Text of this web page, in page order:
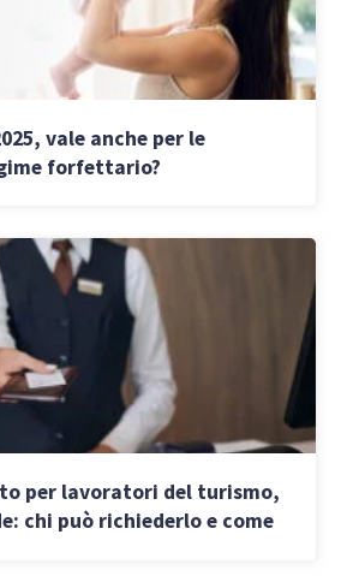
vale anche per le
forfettario?
per lavoratori del turismo,
chi può richiederlo e come